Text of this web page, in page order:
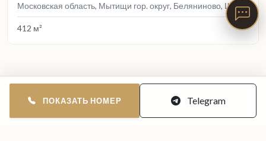
ПОКАЗАТЬ НОМЕР Telegram
Московская область, Мытищи гор. округ, Беляниново, Школьная ул., 56А
412 м²